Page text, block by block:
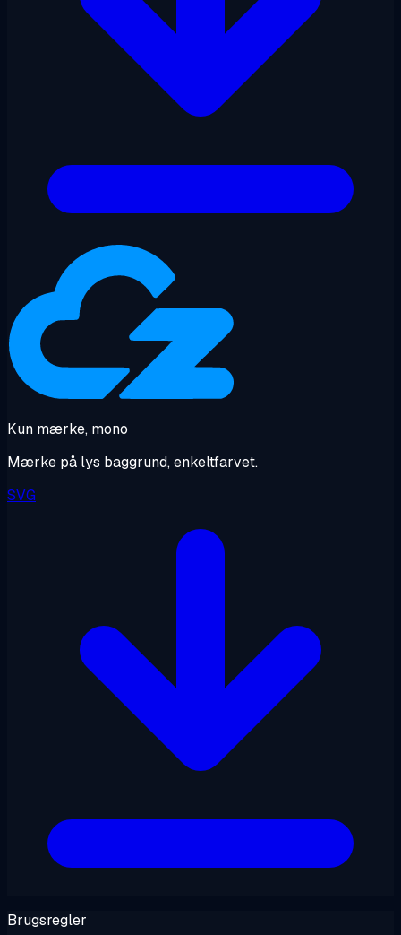
Kun mærke, mono
Mærke på lys baggrund, enkeltfarvet.
SVG
Brugsregler